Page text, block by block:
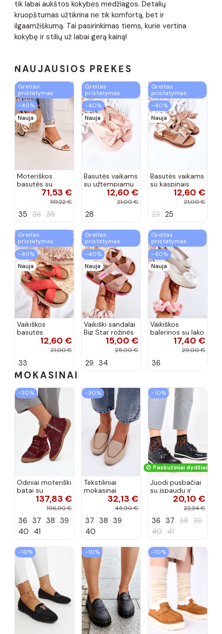
tik labai aukštos kokybės medžiagos. Detalių
kruopštumas užtikrina ne tik komfortą, bet ir
ilgaamžiškumą. Tai pasirinkimas tiems, kurie vertina
kokybę ir stilių už labai gerą kainą!
NAUJAUSIOS PREKĖS
Greitas
pristatymas
−40%
Nauja
Moteriškos
basutės su
aukso spalvos
kulniukais Laura
spalvos
71,53 €
119,22 €
35 36 38
Greitas
pristatymas
−40%
Nauja
Basutės vaikams
su užtempiamu
užsegimu
rožinės spalvos
12,60 €
21,00 €
28
Greitas
pristatymas
−40%
Nauja
Basutės vaikams
su kaspinais
aukso spalvos
12,60 €
21,00 €
23 25
Greitas
pristatymas
−40%
Nauja
Vaikiškos
basutės
koralinės12,60 €
21,00 €
33
Greitas
pristatymas
−40%
Nauja
Vaikiški sandalai
Big Star rožinės
spalvos15,00 €
25,00 €
29 34
Greitas
pristatymas
−40%
Nauja
Vaikiškos
balerinos su lako
efektu ir
kaspinais baltos
17,40 €
29,00 €
36
MOKASINAI
−30%
Odiniai moteriški
batai su
siūlėmis, pilies
tipo, Artiker
spalvos
137,83 €
196,90 €
36 37 38 39
40 41
−30%
Tekstiliniai
mokasinai
smėlio spalvos
32,13 €
45,90 €
37 38 39
40
−10%
Paskutiniai dydžiai!
Juodi pusbačiai
su įspaudu ir
kvadratiniu
priekiu Kerawa
20,10 €
22,34 €
36 37 38 39
40 41
−10% −10% −10%